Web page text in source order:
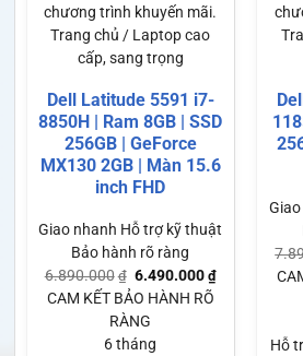
chương trình khuyến mãi.
Trang chủ / Laptop cao
cấp, sang trọng
Dell Latitude 5591 i7-
8850H | Ram 8GB | SSD
256GB | GeForce
MX130 2GB | Màn 15.6
inch FHD
Giao nhanh Hỗ trợ kỹ thuật
Bảo hành rõ ràng
6.890.000 ₫ 6.490.000 ₫
CAM KẾT BẢO HÀNH RÕ
RÀNG
6 tháng
Hỗ